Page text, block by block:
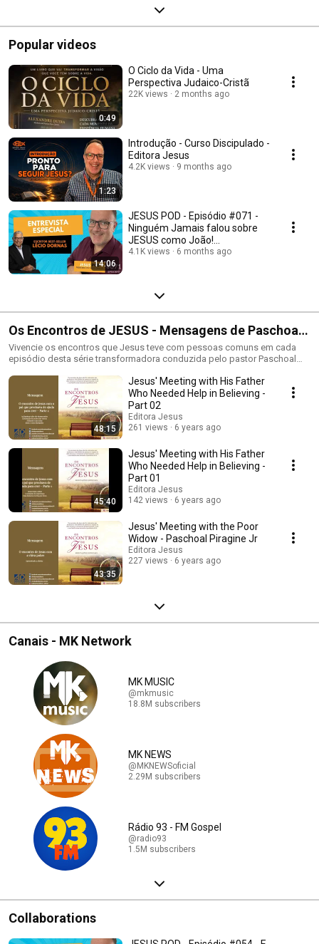
Popular videos
0:49
O Ciclo da Vida - Uma
Perspectiva Judaico-Cristã
22K views 2 months ago
1:23
Introdução - Curso Discipulado -
Editora Jesus
4.2K views 9 months ago
14:06
JESUS POD - Episódio #071 -
Ninguém Jamais falou sobre
JESUS como João!
#editorajesus #entrevista
4.1K views 6 months ago
Os Encontros de JESUS - Mensagens de Paschoal
Piragine Jr
Vivencie os encontros que Jesus teve com pessoas comuns em cada
episódio desta série transformadora conduzida pelo pastor Paschoal
revelaram o coração do Salvador. Prepare-se para mergulhar nas
Escrituras com profundidade, aplicação prática e uma sensibilidade
espiritual que vai tocar sua alma.Ouça e compartilhe. Porque cada
encontro com Jesus tem o poder de mudar tudo.#PaschoalPiragine
#PodcastCristão #OsEncontrosDeJesus #JesusTransformaVidas
#PalavraQueAlimenta #EncontrosComJesus #FéQueInspira
#PregaçãoEvangelica #ReflexãoBíblica #PodcastGospel #EstudoBíblico
#VidaComPropósito #EvangelhoTransformador #JesusÉACura
#SérieCristã #CanalCristão #DeusFalaComigo #PodcastDeFé
#CristianismoAutêntico #DevocionalDiário
48:15
Jesus' Meeting with His Father
Who Needed Help in Believing -
Part 02
Editora Jesus
261 views
6 years ago
45:40
Jesus' Meeting with His Father
Who Needed Help in Believing -
Part 01
Editora Jesus
142 views
6 years ago
43:35
Jesus' Meeting with the Poor
Widow - Paschoal Piragine Jr
Editora Jesus
227 views
6 years ago
Canais - MK Network
MK MUSIC
@mkmusic
18.8M subscribers
MK NEWS
@MKNEWSoficial
2.29M subscribers
Rádio 93 - FM Gospel
@radio93
1.5M subscribers
Collaborations